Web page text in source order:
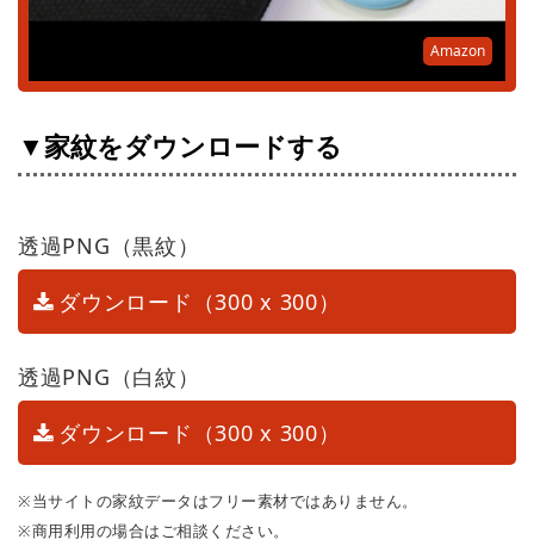
Amazon
▼家紋をダウンロードする
透過PNG（黒紋）
ダウンロード（300 x 300）
透過PNG（白紋）
ダウンロード（300 x 300）
※当サイトの家紋データはフリー素材ではありません。
※商用利用の場合はご相談ください。